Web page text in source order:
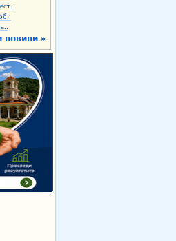
новини »